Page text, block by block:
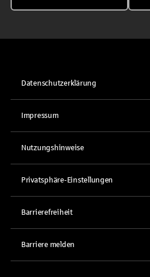
Datenschutzerklärung
Impressum
Nutzungshinweise
Privatsphäre-Einstellungen
Barrierefreiheit
Barriere melden